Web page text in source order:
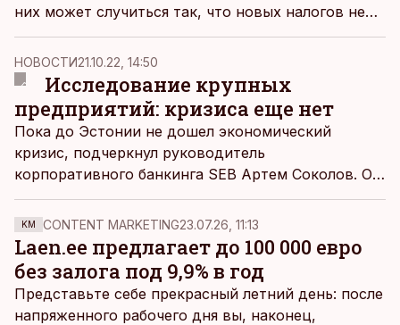
них может случиться так, что новых налогов не
удастся избежать, признал центрист Андрей
Коробейник в передаче радио Äripäev «Рабочий
стол политиков».
НОВОСТИ21.10.22, 14:50
Исследование крупных
предприятий: кризиса еще нет
Пока до Эстонии не дошел экономический
кризис, подчеркнул руководитель
корпоративного банкинга SEB Артем Соколов. Он
отметил, что, согласно исследованию среди
финансовых руководителей крупных предприятий
Балтии, финансовое положение компаний не
ухудшилось настолько, насколько можно
подумать, судя по публикациям в СМИ.
KM CONTENT MARKETING23.07.26, 11:13
Laen.ee предлагает до 100 000 евро
без залога под 9,9% в год
Представьте себе прекрасный летний день: после
напряженного рабочего дня вы, наконец,